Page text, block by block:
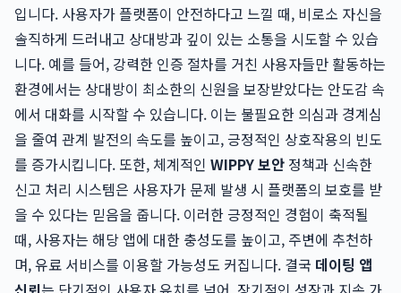
입니다. 사용자가 플랫폼이 안전하다고 느낄 때, 비로소 자신을
솔직하게 드러내고 상대방과 깊이 있는 소통을 시도할 수 있습
니다. 예를 들어, 강력한 인증 절차를 거친 사용자들만 활동하는
환경에서는 상대방이 최소한의 신원을 보장받았다는 안도감 속
에서 대화를 시작할 수 있습니다. 이는 불필요한 의심과 경계심
을 줄여 관계 발전의 속도를 높이고, 긍정적인 상호작용의 빈도
를 증가시킵니다. 또한, 체계적인 WIPPY 보안 정책과 신속한
신고 처리 시스템은 사용자가 문제 발생 시 플랫폼의 보호를 받
을 수 있다는 믿음을 줍니다. 이러한 긍정적인 경험이 축적될
때, 사용자는 해당 앱에 대한 충성도를 높이고, 주변에 추천하
며, 유료 서비스를 이용할 가능성도 커집니다. 결국 데이팅 앱